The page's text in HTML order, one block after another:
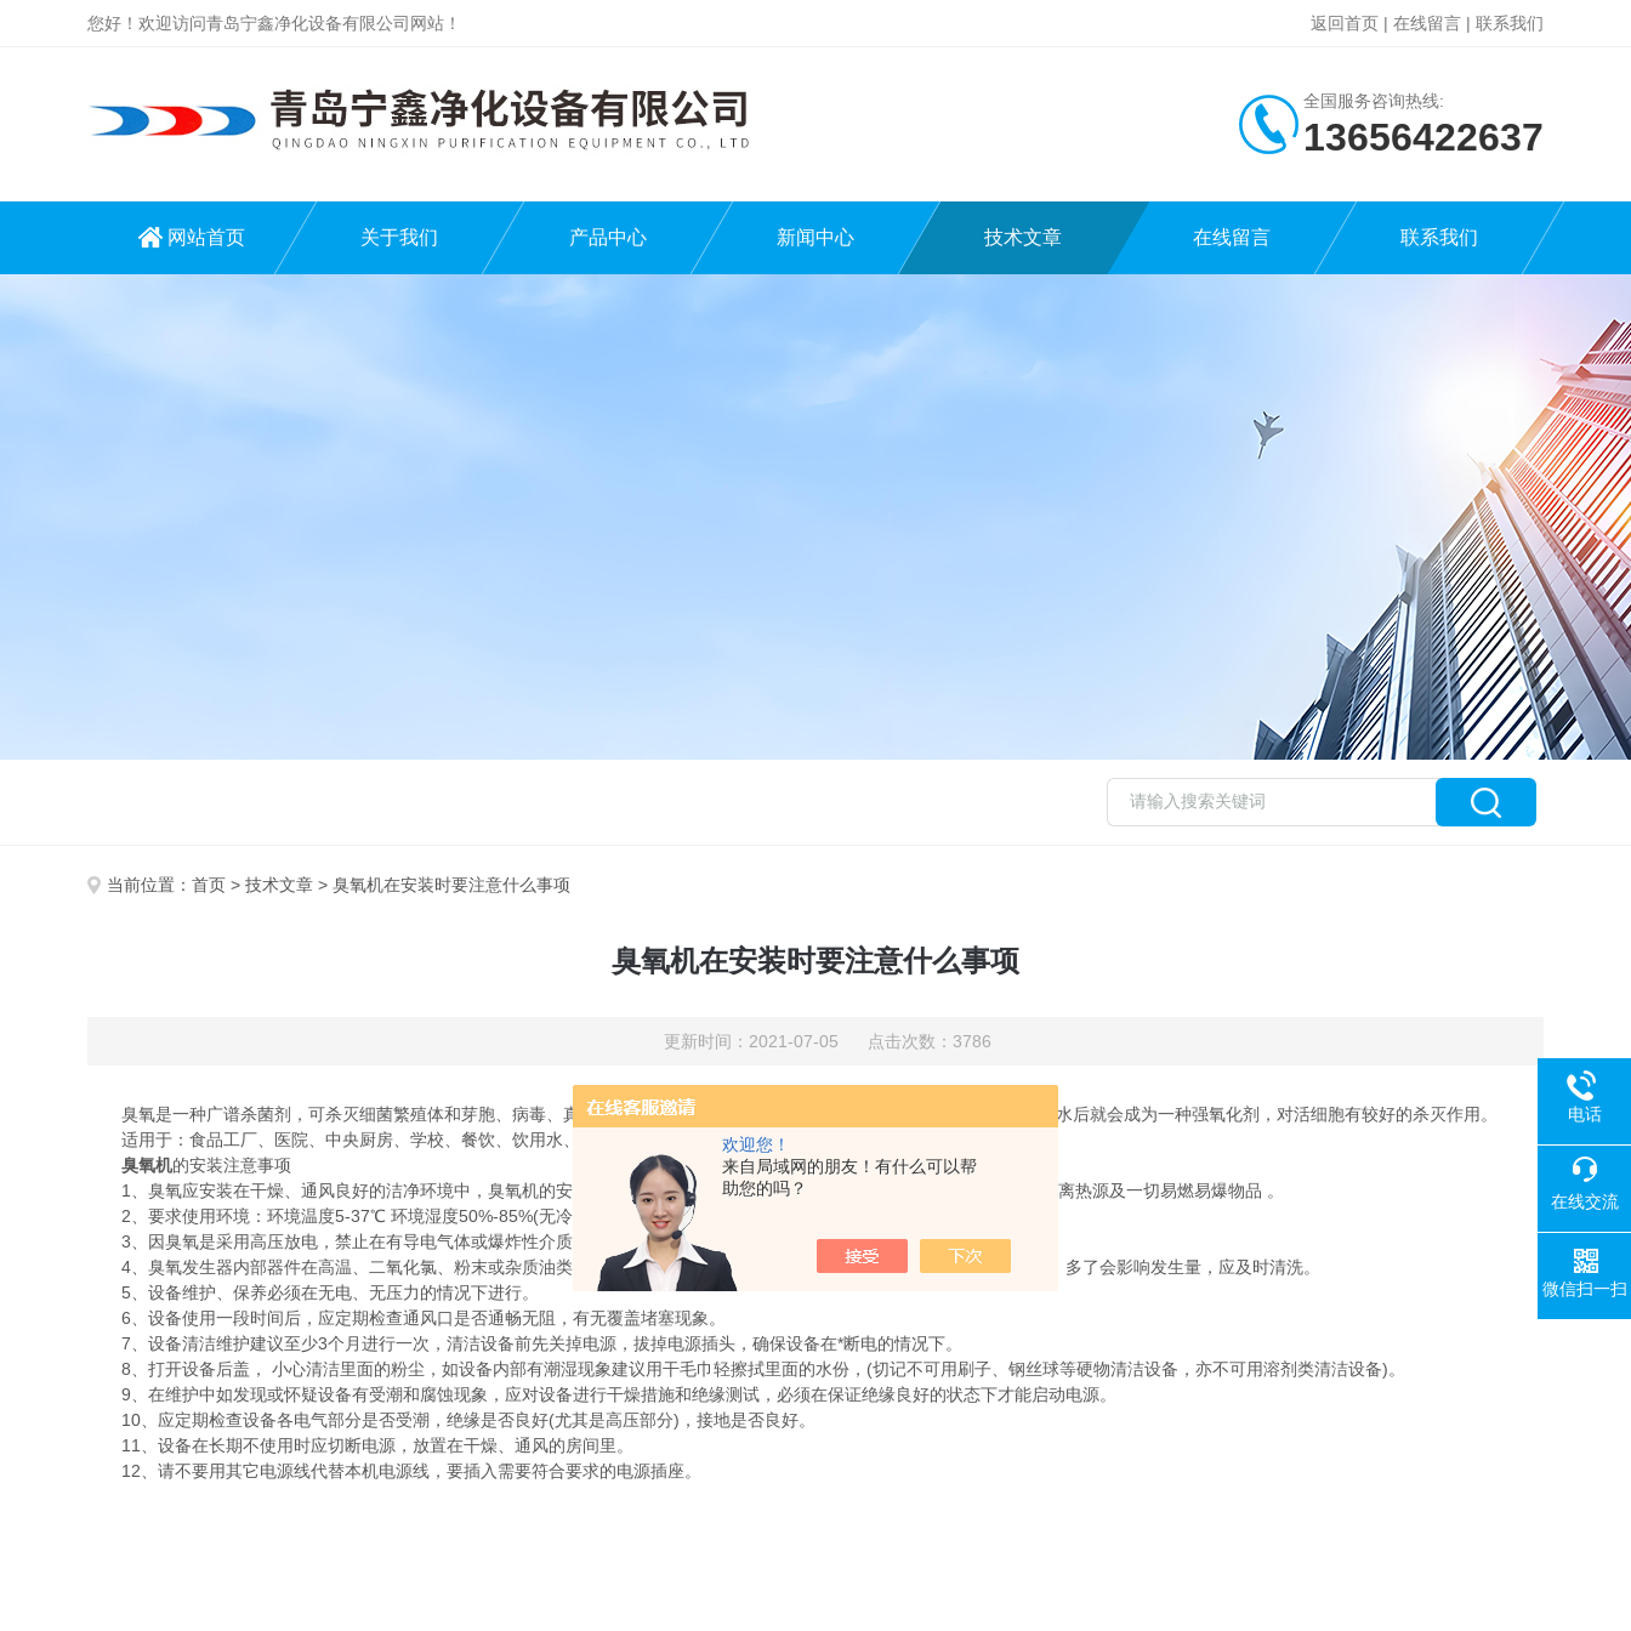
欢迎您！
来自局域网的朋友！有什么可以帮
助您的吗？
您好！欢迎访问青岛宁鑫净化设备有限公司网站！ 返回首页 | 在线留言 | 联系我们
全国服务咨询热线:
13656422637
网站首页 关于我们 产品中心 新闻中心 技术文章 在线留言 联系我们
当前位置： 首页 > 技术文章 > 臭氧机在安装时要注意什么事项
臭氧机在安装时要注意什么事项
更新时间：2021-07-05 点击次数：3786
臭氧是一种广谱杀菌剂，可杀灭细菌繁殖体和芽胞、病毒、真菌等，并可破坏肉毒杆菌毒素，臭氧无色略带臭味的气体，溶于水后就会成为一种强氧化剂，对活细胞有较好的杀灭作用。
适用于：食品工厂、医院、中央厨房、学校、餐饮、饮用水、实验室、印刷、农业等行业的空气和水杀菌消毒。
臭氧机的安装注意事项
1、臭氧应安装在干燥、通风良好的洁净环境中，臭氧机的安装位置应距离左右两侧墙1米以上保持散热、通风效果良好，应远离热源及一切易燃易爆物品 。
2、要求使用环境：环境温度5-37℃ 环境湿度50%-85%(无冷凝状态)。
3、因臭氧是采用高压放电，禁止在有导电气体或爆炸性介质存在的环境中使用。
4、臭氧发生器内部器件在高温、二氧化氯、粉末或杂质油类含量较高的气体环境下工作时，器件容易沾污、衍生斑垢或腐蚀，多了会影响发生量，应及时清洗。
5、设备维护、保养必须在无电、无压力的情况下进行。
6、设备使用一段时间后，应定期检查通风口是否通畅无阻，有无覆盖堵塞现象。
7、设备清洁维护建议至少3个月进行一次，清洁设备前先关掉电源，拔掉电源插头，确保设备在*断电的情况下。
8、打开设备后盖， 小心清洁里面的粉尘，如设备内部有潮湿现象建议用干毛巾轻擦拭里面的水份，(切记不可用刷子、钢丝球等硬物清洁设备，亦不可用溶剂类清洁设备)。
9、在维护中如发现或怀疑设备有受潮和腐蚀现象，应对设备进行干燥措施和绝缘测试，必须在保证绝缘良好的状态下才能启动电源。
10、应定期检查设备各电气部分是否受潮，绝缘是否良好(尤其是高压部分)，接地是否良好。
11、设备在长期不使用时应切断电源，放置在干燥、通风的房间里。
12、请不要用其它电源线代替本机电源线，要插入需要符合要求的电源插座。
电话
在线交流
微信扫一扫